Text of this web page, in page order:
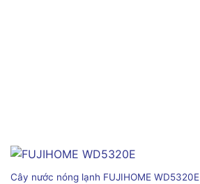
Cây nước nóng lạnh FUJIHOME WD5320E